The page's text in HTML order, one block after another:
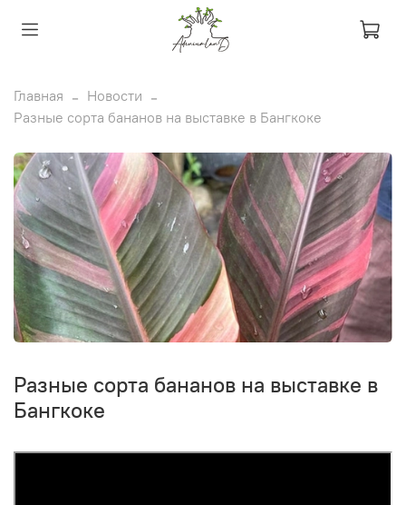
Главная
Новости
Разные сорта бананов на выставке в Бангкоке
Разные сорта бананов на выставке в
Бангкоке